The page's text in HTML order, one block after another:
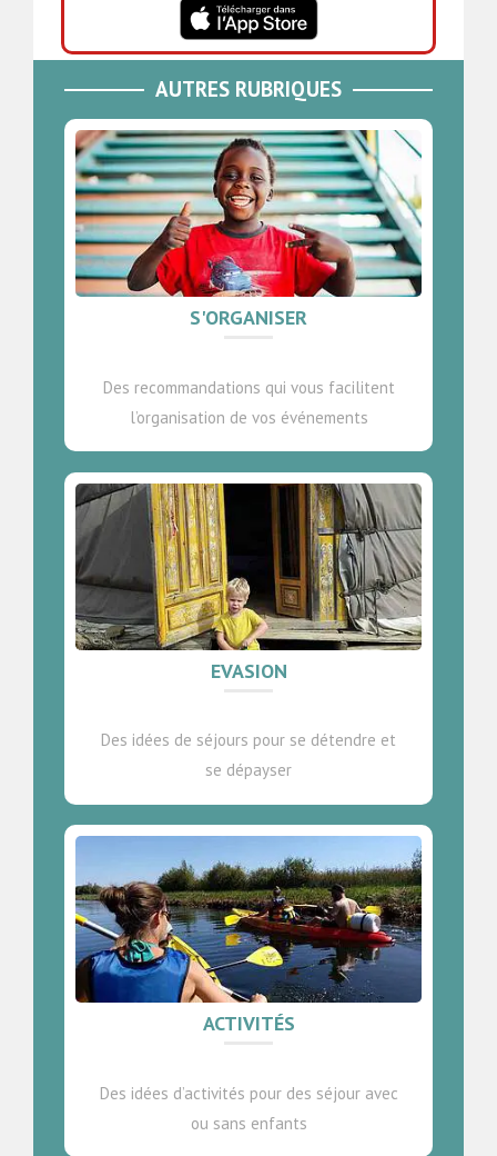
AUTRES RUBRIQUES
S'ORGANISER
Des recommandations qui vous facilitent
l’organisation de vos événements
EVASION
Des idées de séjours pour se détendre et
se dépayser
ACTIVITÉS
Des idées d’activités pour des séjour avec
ou sans enfants